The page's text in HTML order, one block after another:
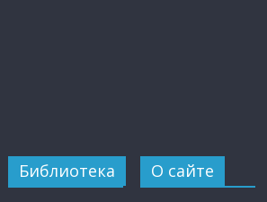
Библиотека О сайте